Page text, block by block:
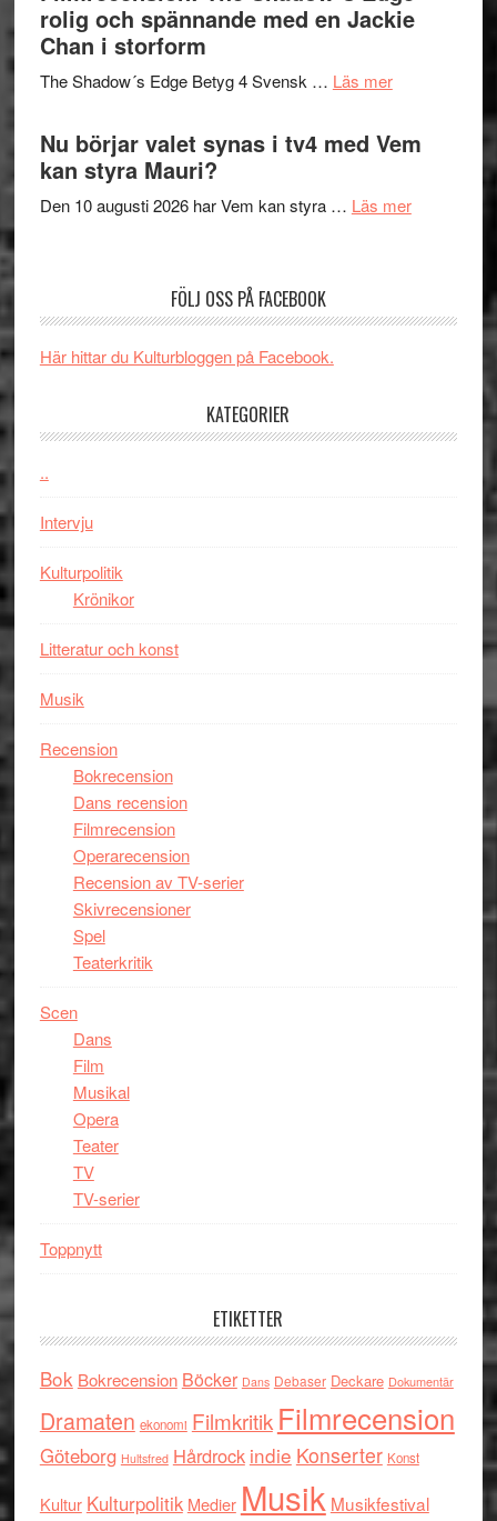
avslutar
in
till
och
rolig och spännande med en Jackie
Chan i storform
The Shadow´s Edge Betyg 4 Svensk … Läs merom
Shadow
Edge
spännande
Nu börjar valet synas i tv4 med Vem
kan styra Mauri?
Den 10 augusti 2026 har Vem kan styra … Läs merom
kan
FÖLJ OSS PÅ FACEBOOK
Här hittar du Kulturbloggen på Facebook.
KATEGORIER
..
Intervju
Kulturpolitik
Krönikor
Litteratur och konst
Musik
Recension
Bokrecension
Dans recension
Filmrecension
Operarecension
Recension av TV-serier
Skivrecensioner
Spel
Teaterkritik
Scen
Dans
Film
Musikal
Opera
Teater
TV
TV-serier
Toppnytt
ETIKETTER
Bok Bokrecension Böcker Dans Debaser Deckare Dokumentär
Dramaten ekonomi Filmkritik Filmrecension
Göteborg Hultsfred Hårdrock indie Konserter Konst
Kultur Kulturpolitik Medier Musik Musikfestival